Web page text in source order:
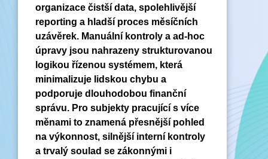
organizace čistší data, spolehlivější
reporting a hladší proces měsíčních
uzávěrek. Manuální kontroly a ad-hoc
úpravy jsou nahrazeny strukturovanou
logikou řízenou systémem, která
minimalizuje lidskou chybu a
podporuje dlouhodobou finanční
správu. Pro subjekty pracující s více
měnami to znamená přesnější pohled
na výkonnost, silnější interní kontroly
a trvalý soulad se zákonnými i